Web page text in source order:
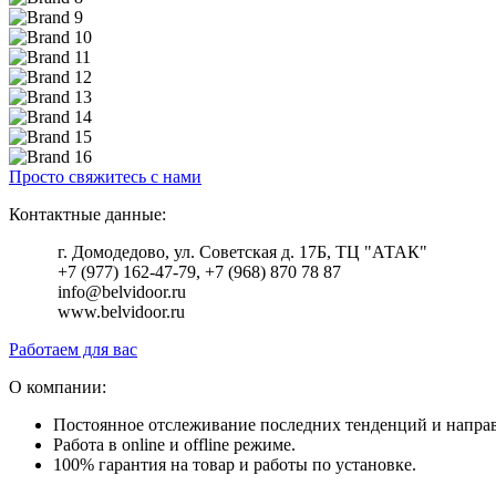
Просто свяжитесь с нами
Контактные данные:
г. Домодедово, ул. Советская д. 17Б, ТЦ "АТАК"
+7 (977) 162-47-79, +7 (968) 870 78 87
info@belvidoor.ru
www.belvidoor.ru
Работаем для вас
О компании:
Постоянное отслеживание последних тенденций и
Работа в online и offline режиме.
100% гарантия на товар и работы по установке.